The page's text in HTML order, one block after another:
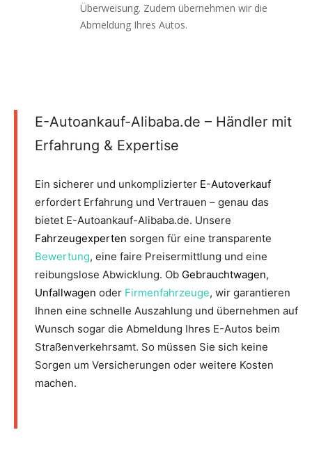
Überweisung. Zudem übernehmen wir die
Abmeldung Ihres Autos.
E-Autoankauf-Alibaba.de – Händler mit
Erfahrung & Expertise
Ein sicherer und unkomplizierter E-Autoverkauf
erfordert Erfahrung und Vertrauen – genau das
bietet E-Autoankauf-Alibaba.de. Unsere
Fahrzeugexperten sorgen für eine transparente
Bewertung, eine faire Preisermittlung und eine
reibungslose Abwicklung. Ob Gebrauchtwagen,
Unfallwagen oder Firmenfahrzeuge, wir garantieren
Ihnen eine schnelle Auszahlung und übernehmen auf
Wunsch sogar die Abmeldung Ihres E-Autos beim
Straßenverkehrsamt. So müssen Sie sich keine
Sorgen um Versicherungen oder weitere Kosten
machen.